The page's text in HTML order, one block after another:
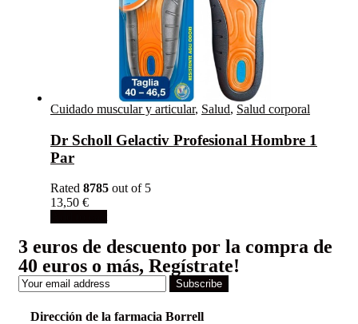
Cuidado muscular y articular, Salud, Salud corporal
Dr Scholl Gelactiv Profesional Hombre 1
Par
Rated 8785 out of 5
13,50 €
3 euros de descuento por la compra de
40 euros o más, Regístrate!
Subscribe
Dirección de la farmacia Borrell